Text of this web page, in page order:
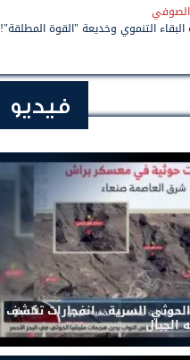
الصوفي
التنموي وخديعة "القوة المطلقة"!
فيديو
السرية .. انفجارات تكشف
الجبال